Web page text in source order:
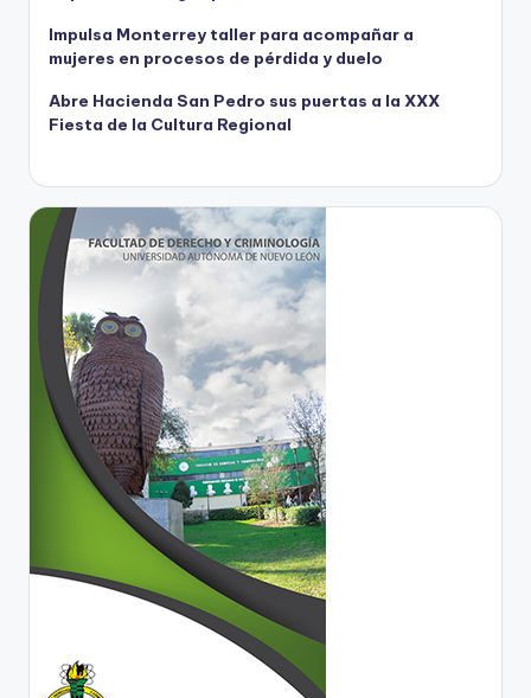
Impulsa Monterrey taller para acompañar a
mujeres en procesos de pérdida y duelo
Abre Hacienda San Pedro sus puertas a la XXX
Fiesta de la Cultura Regional